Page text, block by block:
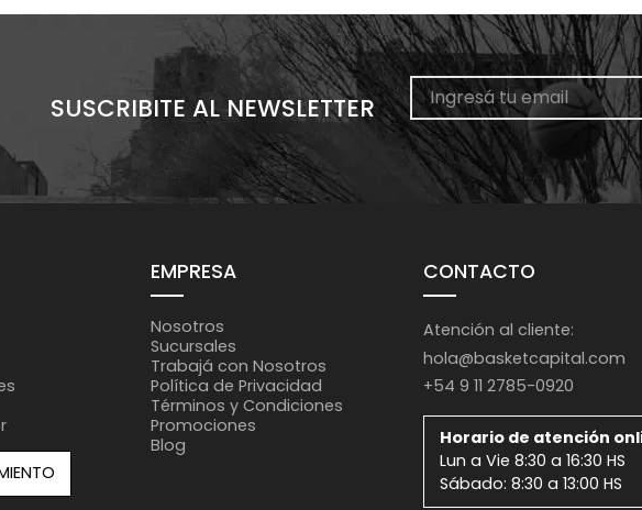
SUSCRIBITE AL NEWSLETTER
EMPRESA
Nosotros
Sucursales
Trabajá con Nosotros
Política de Privacidad
Términos y Condiciones
Promociones
Blog
CONTACTO
Atención al cliente:
hola@basketcapital.com
+54 9 11 2785-0920
Horario de atención
Lun a Vie 8:30 a 16:30 HS
Sábado: 8:30 a 13:00 HS